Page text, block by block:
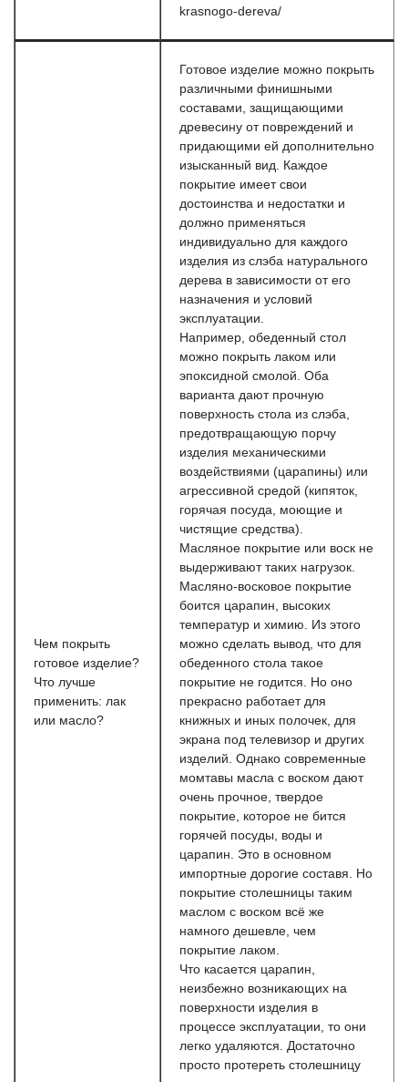
krasnogo-dereva/
Чем покрыть
готовое изделие?
Что лучше
применить: лак
или масло?
Готовое изделие можно покрыть
различными финишными
составами, защищающими
древесину от повреждений и
придающими ей дополнительно
изысканный вид. Каждое
покрытие имеет свои
достоинства и недостатки и
должно применяться
индивидуально для каждого
изделия из слэба натурального
дерева в зависимости от его
назначения и условий
эксплуатации.
Например, обеденный стол
можно покрыть лаком или
эпоксидной смолой. Оба
варианта дают прочную
поверхность стола из слэба,
предотвращающую порчу
изделия механическими
воздействиями (царапины) или
агрессивной средой (кипяток,
горячая посуда, моющие и
чистящие средства).
Масляное покрытие или воск не
выдерживают таких нагрузок.
Масляно-восковое покрытие
боится царапин, высоких
температур и химию. Из этого
можно сделать вывод, что для
обеденного стола такое
покрытие не годится. Но оно
прекрасно работает для
книжных и иных полочек, для
экрана под телевизор и других
изделий. Однако современные
момтавы масла с воском дают
очень прочное, твердое
покрытие, которое не бится
горячей посуды, воды и
царапин. Это в основном
импортные дорогие составя. Но
покрытие столешницы таким
маслом с воском всё же
намного дешевле, чем
покрытие лаком.
Что касается царапин,
неизбежно возникающих на
поверхности изделия в
процессе эксплуатации, то они
легко удаляются. Достаточно
просто протереть столешницу